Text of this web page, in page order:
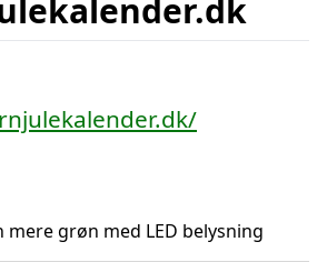
grøn med LED belysning